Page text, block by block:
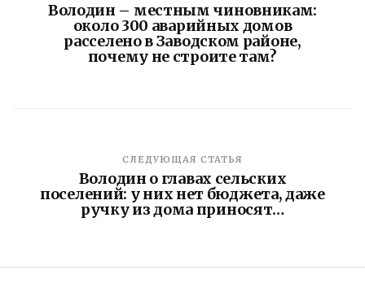
Володин – местным чиновникам:
около 300 аварийных домов
расселено в Заводском районе,
почему не строите там?
СЛЕДУЮЩАЯ СТАТЬЯ
Володин о главах сельских
поселений: у них нет бюджета, даже
ручку из дома приносят…